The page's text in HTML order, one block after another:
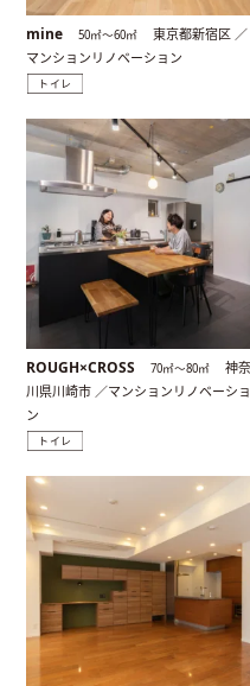
mine 50㎡〜60㎡
東京都新宿区 ／
マンションリノベーション
トイレ
ROUGH×CROSS 70㎡〜80㎡
神奈
川県川崎市 ／マンションリノベーショ
ン
トイレ